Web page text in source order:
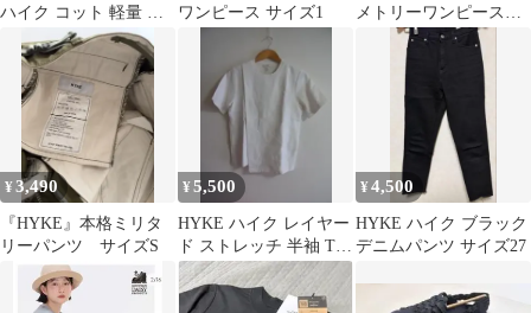
ハイク コット 軽量 実
ワンピース サイズ1
メトリーワンピース
ネイビー
¥3,490
『HYKE』本格ミリタ
リーパンツ サイズS
¥5,500
HYKE ハイク レイヤー
ド ストレッチ 半袖 Tシ
ャツ カットソー 1
¥4,500
HYKE ハイク ブラック
デニムパンツ サイズ27